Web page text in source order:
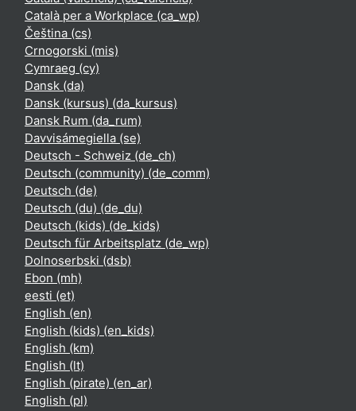
Català per a Workplace ‎(ca_wp)‎
Čeština ‎(cs)‎
Crnogorski ‎(mis)‎
Cymraeg ‎(cy)‎
Dansk ‎(da)‎
Dansk (kursus) ‎(da_kursus)‎
Dansk Rum ‎(da_rum)‎
Davvisámegiella ‎(se)‎
Deutsch - Schweiz ‎(de_ch)‎
Deutsch (community) ‎(de_comm)‎
Deutsch ‎(de)‎
Deutsch (du) ‎(de_du)‎
Deutsch (kids) ‎(de_kids)‎
Deutsch für Arbeitsplatz ‎(de_wp)‎
Dolnoserbski ‎(dsb)‎
Ebon ‎(mh)‎
eesti ‎(et)‎
English ‎(en)‎
English (kids) ‎(en_kids)‎
English ‎(km)‎
English ‎(lt)‎
English (pirate) ‎(en_ar)‎
English ‎(pl)‎